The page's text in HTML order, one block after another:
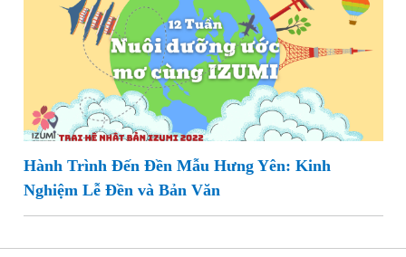
Hành Trình Đến Đền Mẫu Hưng Yên: Kinh
Nghiệm Lễ Đền và Bản Văn